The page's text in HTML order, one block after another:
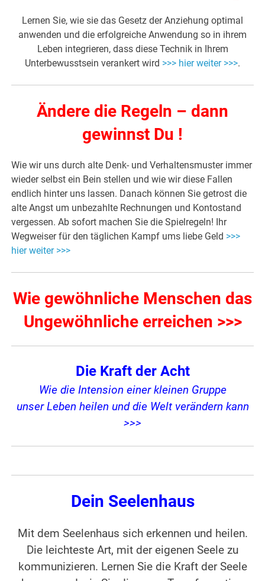
Lernen Sie, wie sie das Gesetz der Anziehung optimal
anwenden und die erfolgreiche Anwendung so in ihrem
Leben integrieren, dass diese Technik in Ihrem
Unterbewusstsein verankert wird >>> hier weiter >>>.
Ändere die Regeln – dann
gewinnst Du !
Wie wir uns durch alte Denk- und Verhaltensmuster immer
wieder selbst ein Bein stellen und wie wir diese Fallen
endlich hinter uns lassen. Danach können Sie getrost die
alte Angst um unbezahlte Rechnungen und Kontostand
vergessen. Ab sofort machen Sie die Spielregeln! Ihr
Wegweiser für den täglichen Kampf ums liebe Geld >>>
hier weiter >>>
Wie gewöhnliche Menschen das
Ungewöhnliche erreichen >>>
Die Kraft der Acht
Wie die Intension einer kleinen Gruppe
unser Leben heilen und die Welt verändern kann
>>>
Dein Seelenhaus
Mit dem Seelenhaus sich erkennen und heilen.
Die leichteste Art, mit der eigenen Seele zu
kommunizieren. Lernen Sie die Kraft der Seele